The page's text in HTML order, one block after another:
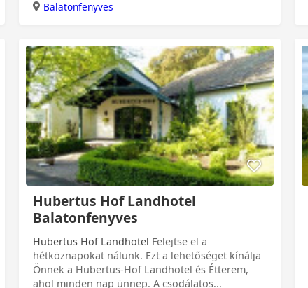
Balatonfenyves
0 Ft
Hubertus Hof Landhotel
Balatonfenyves
Hubertus Hof Landhotel
hétköznapokat nálunk. Ezt a lehetőséget kínálja
Önnek a Hubertus-Hof Landhotel és Étterem,
ahol minden nap ünnep. A csodálatos...